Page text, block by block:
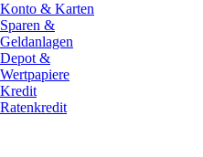
Konto & Karten
Sparen &
Geldanlagen
Depot &
Wertpapiere
Kredit
Ratenkredit